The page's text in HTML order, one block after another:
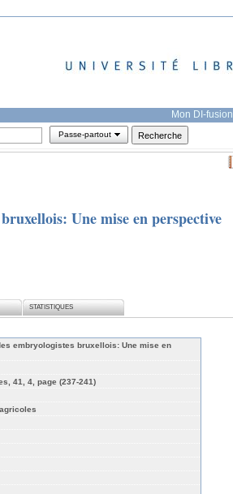
Mon DI-fusion
Passe-partout
Une mise en perspective
STATISTIQUES
embryologistes bruxellois: Une mise en
41, 4, page (237-241)